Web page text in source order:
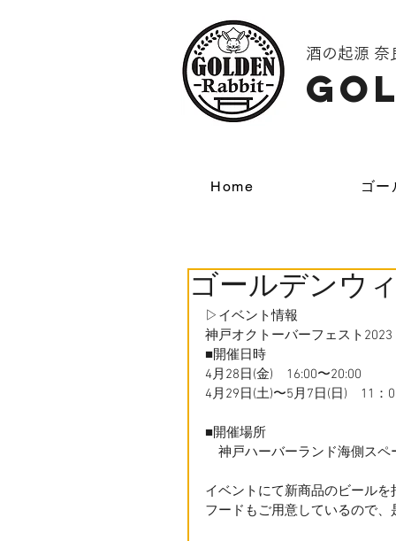
酒の起源 奈
Home ゴ
ゴールデンウ
▷イベント情報
神戸オクトーバーフェスト2023
■開催日時
4月28日(金)　16:00〜20:00
4月29日(土)〜5月7日(日)　11：
■開催場所
神戸ハーバーランド海側スペ
イベントにて新商品のビールを
フードもご用意しているので